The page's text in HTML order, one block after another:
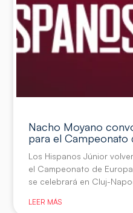
Nacho Moyano
para el Campeonato
Los Hispanos Júnior
el Campeonato de
se celebrará en Cluj-
LEER MÁS